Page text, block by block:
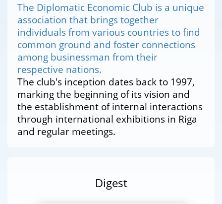
The Diplomatic Economic Club is a unique
association that brings together
individuals from various countries to find
common ground and foster connections
among businessman from their
respective nations.
The club's inception dates back to 1997,
marking the beginning of its vision and
the establishment of internal interactions
through international exhibitions in Riga
and regular meetings.
Digest